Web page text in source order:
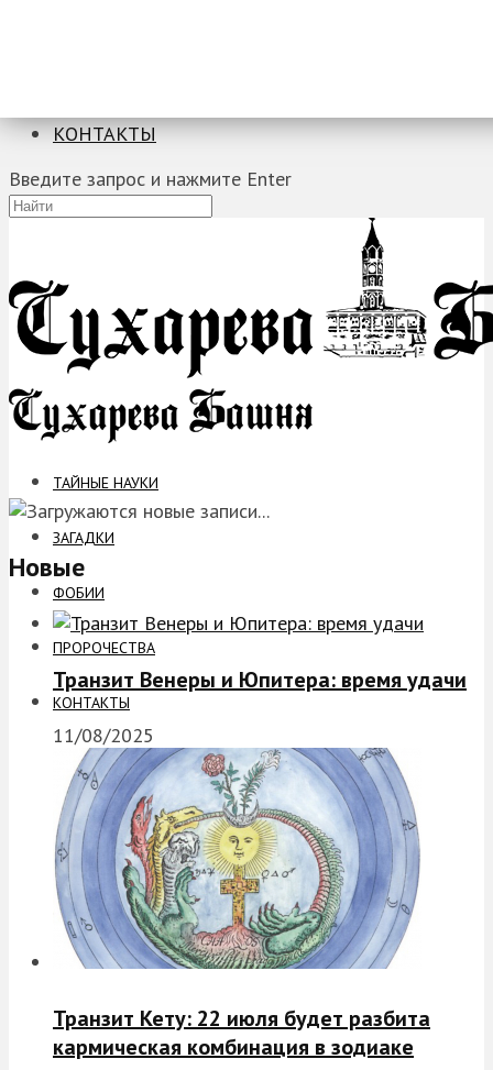
КОНТАКТЫ
Введите запрос и нажмите Enter
ТАЙНЫЕ НАУКИ
ЗАГАДКИ
ФОБИИ
ПРОРОЧЕСТВА
КОНТАКТЫ
Новые
Транзит Венеры и Юпитера: время удачи
11/08/2025
Транзит Кету: 22 июля будет разбита
кармическая комбинация в зодиаке